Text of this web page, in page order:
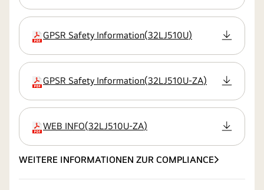
Erweiterung
GPSR Safety Information(32LJ510U)
Erweiterung
GPSR Safety Information(32LJ510U-ZA)
Erweiterung
WEB INFO(32LJ510U-ZA)
WEITERE INFORMATIONEN ZUR COMPLIANCE